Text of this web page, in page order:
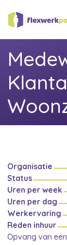
Organisatie
Status
Uren per week
Uren per dag
Werkervaring
Reden inhuur
Opvang van